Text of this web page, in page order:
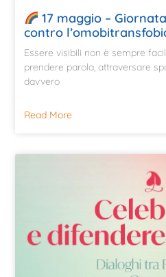
17 maggio –
contro
Essere visibili non è sempre
prendere parola, attraversare
davvero
Read More